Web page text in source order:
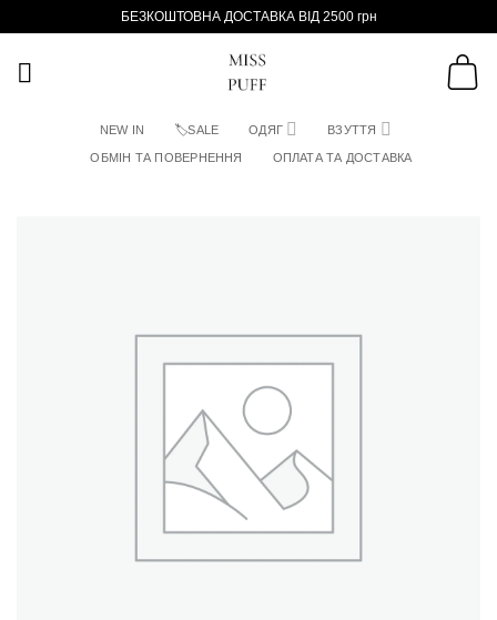
БЕЗКОШТОВНА ДОСТАВКА ВІД 2500 грн
NEW IN 🏷SALE ОДЯГ ВЗУТТЯ
ОБМІН ТА ПОВЕРНЕННЯ ОПЛАТА ТА ДОСТАВКА